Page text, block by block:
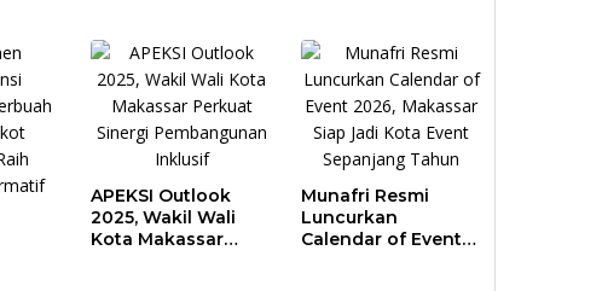
APEKSI Outlook
2025, Wakil Wali
Kota Makassar
Munafri Resmi
Luncurkan
Calendar of Event